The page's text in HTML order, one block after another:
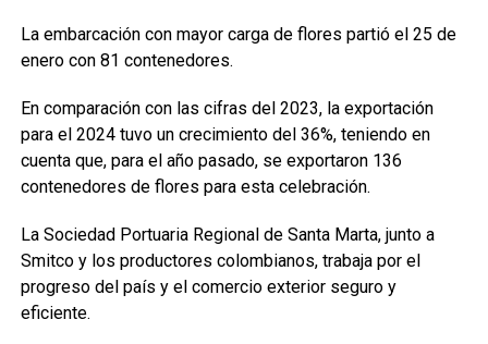
La embarcación con mayor carga de flores partió el 25 de
enero con 81 contenedores.
En comparación con las cifras del 2023, la exportación
para el 2024 tuvo un crecimiento del 36%, teniendo en
cuenta que, para el año pasado, se exportaron 136
contenedores de flores para esta celebración.
La Sociedad Portuaria Regional de Santa Marta, junto a
Smitco y los productores colombianos, trabaja por el
progreso del país y el comercio exterior seguro y
eficiente.